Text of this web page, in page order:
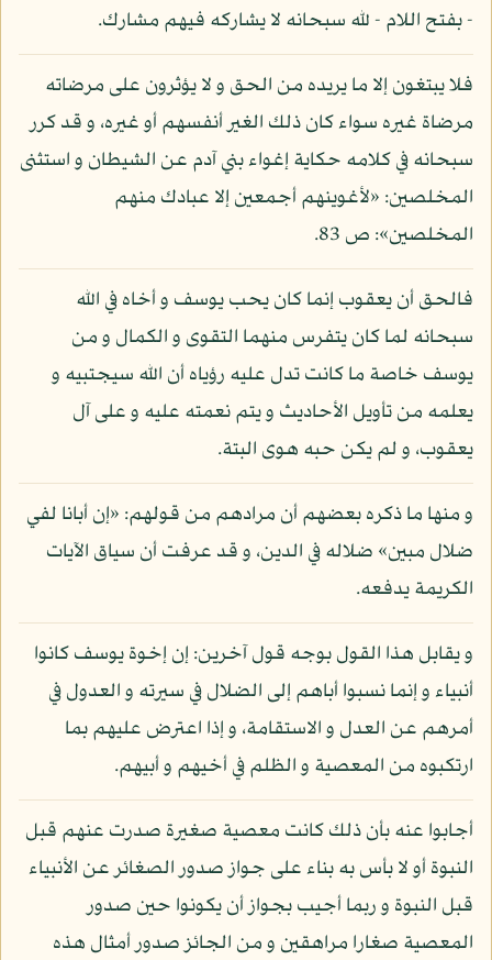
- بفتح اللام - لله سبحانه لا يشاركه فيهم مشارك.
فلا يبتغون إلا ما يريده من الحق و لا يؤثرون على مرضاته
مرضاة غيره سواء كان ذلك الغير أنفسهم أو غيره، و قد كرر
سبحانه في كلامه حكاية إغواء بني آدم عن الشيطان و استثنى
المخلصين: «لأغوينهم أجمعين إلا عبادك منهم
المخلصين»: ص 83.
فالحق أن يعقوب إنما كان يحب يوسف و أخاه في الله
سبحانه لما كان يتفرس منهما التقوى و الكمال و من
يوسف خاصة ما كانت تدل عليه رؤياه أن الله سيجتبيه و
يعلمه من تأويل الأحاديث و يتم نعمته عليه و على آل
يعقوب، و لم يكن حبه هوى البتة.
و منها ما ذكره بعضهم أن مرادهم من قولهم: «إن أبانا لفي
ضلال مبين» ضلاله في الدين، و قد عرفت أن سياق الآيات
الكريمة يدفعه.
و يقابل هذا القول بوجه قول آخرين: إن إخوة يوسف كانوا
أنبياء و إنما نسبوا أباهم إلى الضلال في سيرته و العدول في
أمرهم عن العدل و الاستقامة، و إذا اعترض عليهم بما
ارتكبوه من المعصية و الظلم في أخيهم و أبيهم.
أجابوا عنه بأن ذلك كانت معصية صغيرة صدرت عنهم قبل
النبوة أو لا بأس به بناء على جواز صدور الصغائر عن الأنبياء
قبل النبوة و ربما أجيب بجواز أن يكونوا حين صدور
المعصية صغارا مراهقين و من الجائز صدور أمثال هذه